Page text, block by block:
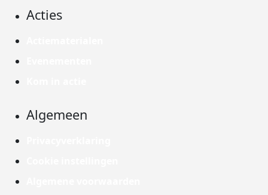
Acties
Algemeen